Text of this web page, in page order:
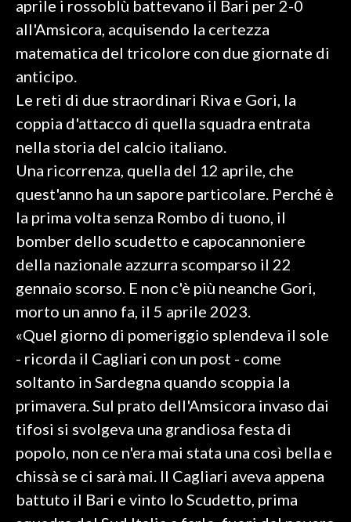
#CARAUNIONE
INSULARITÀ
INFO AZIENDE
ABBONATI
ANNUNCI
NECROLOGI
PUBBLICITÀ
SPIAGGE
STORE
aprile i rossoblù battevano il Bari per 2-0
all'Amsicora, acquisendo la certezza
matematica del tricolore con due giornate di
anticipo.
Le reti di due straordinari Riva e Gori, la
coppia d'attacco di quella squadra entrata
nella storia del calcio italiano.
Una ricorrenza, quella del 12 aprile, che
quest'anno ha un sapore particolare. Perché è
la prima volta senza Rombo di tuono, il
bomber dello scudetto e capocannoniere
della nazionale azzurra scomparso il 22
gennaio scorso. E non c'è più neanche Gori,
morto un anno fa, il 5 aprile 2023.
«Quel giorno di pomeriggio splendeva il sole
- ricorda il Cagliari con un post - come
soltanto in Sardegna quando scoppia la
primavera. Sul prato dell'Amsicora invaso dai
tifosi si svolgeva una grandiosa festa di
popolo, non ce n'era mai stata una così bella e
chissà se ci sarà mai. Il Cagliari aveva appena
battuto il Bari e vinto lo Scudetto, prima